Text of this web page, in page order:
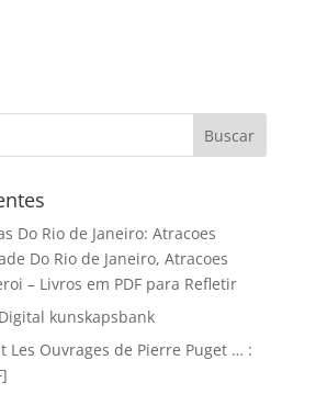
Do Rio de Janeiro: Atracoes
Do Rio de Janeiro, Atracoes
– Livros em PDF para Refletir
kunskapsbank
Les Ouvrages de Pierre Puget … :